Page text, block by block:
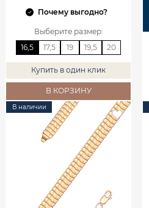
Почему выгодно?
Выберите размер:
16,5
17,5 19 19,5 20
Купить в один клик
В КОРЗИНУ
В наличии